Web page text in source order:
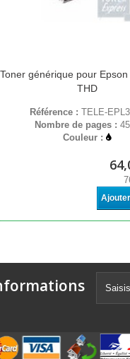
Toner générique pour Epson
THD
Référence : TELE-
Nombre de pages :
Couleur :